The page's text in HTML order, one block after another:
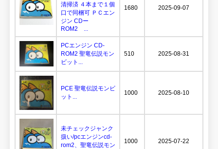
清掃済 ４本まで１個
口で同梱可 ＰＣエン
ジン CDー
ROM2 ...
1680 2025-09-07
PCエンジン CD-
ROM2 聖竜伝説モン
ビット...
510 2025-08-31
PCE 聖竜伝説モンビ
ット...
1000 2025-08-10
未チェックジャンク
扱い/pcエンジンcd-
rom2、聖竜伝説モン
1000 2025-07-22